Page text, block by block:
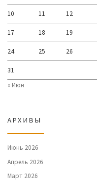
10 11 12
17 18 19
24 25 26
31
« Июн
АРХИВЫ
Июнь 2026
Апрель 2026
Март 2026